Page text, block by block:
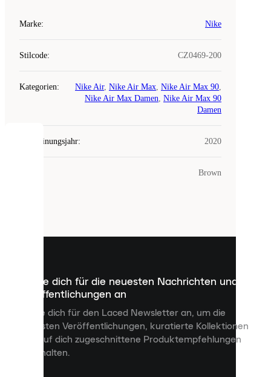
Marke: Nike
Stilcode: CZ0469-200
Kategorien: Nike Air, Nike Air Max, Nike Air Max 90,
Nike Air Max Damen, Nike Air Max 90
Damen
Erscheinungsjahr: 2020
Brown
Melde dich für die neuesten Nachrichten und
Veröffentlichungen an
Melde dich für den Laced Newsletter an, um die
neuesten Veröffentlichungen, kuratierte Kollektionen
und auf dich zugeschnittene Produktempfehlungen
zu erhalten.
COOKIES
kleine
dienen,
Inhalte
anzuzeigen
deine